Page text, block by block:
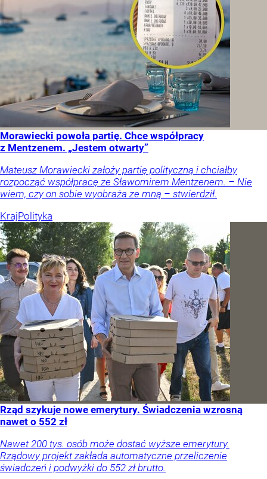
Morawiecki powoła partię. Chce współpracy
z Mentzenem. „Jestem otwarty”
Mateusz Morawiecki założy partię polityczną i chciałby
rozpocząć współpracę ze Sławomirem Mentzenem. – Nie
wiem, czy on sobie wyobraża ze mną – stwierdził.
KrajPolityka
Rząd szykuje nowe emerytury. Świadczenia wzrosną
nawet o 552 zł
Nawet 200 tys. osób może dostać wyższe emerytury.
Rządowy projekt zakłada automatyczne przeliczenie
świadczeń i podwyżki do 552 zł brutto.